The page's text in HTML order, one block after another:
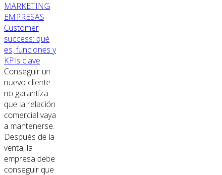
MARKETING
EMPRESAS
Customer
success: qué
es, funciones y
KPIs clave
Conseguir un
nuevo cliente
no garantiza
que la relación
comercial vaya
a mantenerse.
Después de la
venta, la
empresa debe
conseguir que